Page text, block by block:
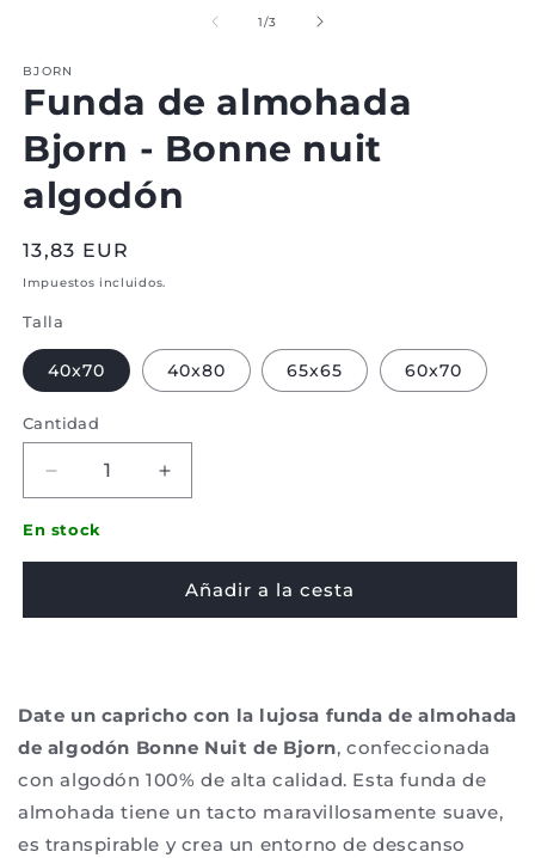
1/de
3
BJORN
Funda de almohada
Bjorn - Bonne nuit
algodón
Precio
normal
13,83 EUR
Impuestos incluidos.
Talla
40x70 40x80 65x65 60x70
Cantidad
Disminuir
la
cantidad
de
Bonne
algodón
Aumentar
la
de
Funda
Bonne
algodón
En stock
Añadir a la cesta
Date un capricho con la lujosa funda de almohada
de algodón Bonne Nuit de Bjorn, confeccionada
con algodón 100% de alta calidad. Esta funda de
almohada tiene un tacto maravillosamente suave,
es transpirable y crea un entorno de descanso